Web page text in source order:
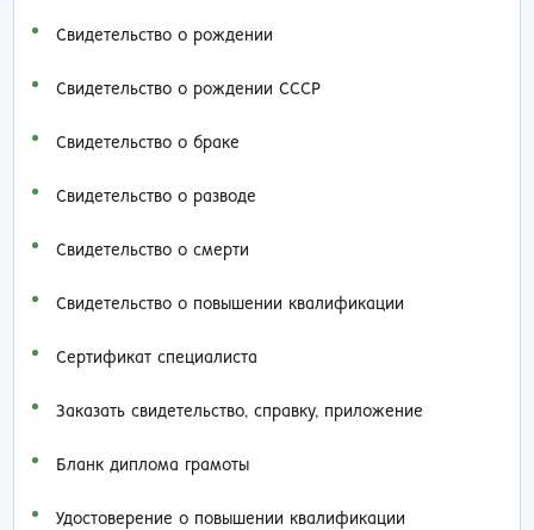
Свидетельство о рождении
Свидетельство о рождении СССР
Свидетельство о браке
Свидетельство о разводе
Свидетельство о смерти
Свидетельство о повышении квалификации
Сертификат специалиста
Заказать cвидетельство, справку, приложение
Бланк диплома грамоты
Удостоверение о повышении квалификации